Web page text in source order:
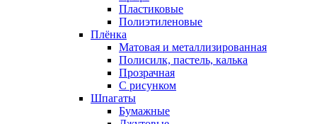
Пластиковые
Полиэтиленовые
Плёнка
Матовая и металлизированная
Полисилк, пастель, калька
Прозрачная
С рисунком
Шпагаты
Бумажные